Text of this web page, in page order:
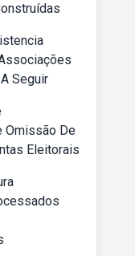
Seguir
Omissão De
Eleitorais